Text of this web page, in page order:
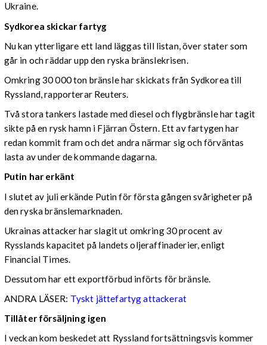
Ukraine.
Sydkorea skickar fartyg
Nu kan ytterligare ett land läggas till listan, över stater som
går in och räddar upp den ryska bränslekrisen.
Omkring 30 000 ton bränsle har skickats från Sydkorea till
Ryssland, rapporterar Reuters.
Två stora tankers lastade med diesel och flygbränsle har tagit
sikte på en rysk hamn i Fjärran Östern. Ett av fartygen har
redan kommit fram och det andra närmar sig och förväntas
lasta av under de kommande dagarna.
Putin har erkänt
I slutet av juli erkände Putin för första gången svårigheter på
den ryska bränslemarknaden.
Ukrainas attacker har slagit ut omkring 30 procent av
Rysslands kapacitet på landets oljeraffinaderier, enligt
Financial Times.
Dessutom har ett exportförbud införts för bränsle.
ANDRA LÄSER: Tyskt jättefartyg attackerat
Tillåter försäljning igen
I veckan kom beskedet att Ryssland fortsättningsvis kommer